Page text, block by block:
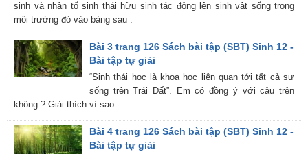
sinh và nhân tố sinh thái hữu sinh tác động lên sinh vật sống trong
môi trường đó vào bảng sau :
Bài 3 trang 126 Sách bài tập (SBT) Sinh 12 -
Bài tập tự giải
“Sinh thái học là khoa học liên quan tới tất cả sự
sống trên Trái Đất”. Em có đồng ý với câu trên
không ? Giải thích vì sao.
Bài 4 trang 126 Sách bài tập (SBT) Sinh 12 -
Bài tập tự giải